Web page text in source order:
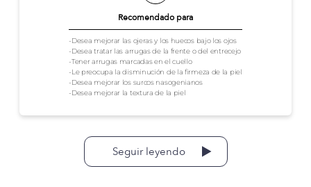
Recomendado para
-Desea mejorar las ojeras y los huecos bajo los ojos
-Desea tratar las arrugas de la frente o del entrecejo
-Tener arrugas marcadas en el cuello
-Le preocupa la disminución de la firmeza de la piel
-Desea mejorar los surcos nasogenianos
-Desea mejorar la textura de la piel
Seguir leyendo